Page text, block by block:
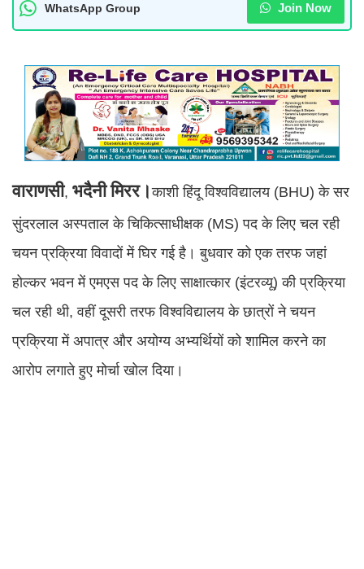
WhatsApp Group Join Now
वाराणसी, भदैनी मिरर।काशी हिंदू विश्वविद्यालय (BHU) के सर
सुंदरलाल अस्पताल के चिकित्साधीक्षक (MS) पद के लिए चल रही
चयन प्रक्रिया विवादों में घिर गई है। बुधवार को एक तरफ जहां
होल्कर भवन में एमएस पद के लिए साक्षात्कार (इंटरव्यू) की प्रक्रिया
चल रही थी, वहीं दूसरी तरफ विश्वविद्यालय के छात्रों ने चयन
प्रक्रिया में अपात्र और अयोग्य अभ्यर्थियों को शामिल करने का
आरोप लगाते हुए मोर्चा खोल दिया।